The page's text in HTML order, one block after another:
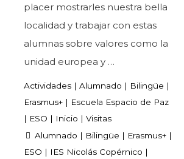
placer mostrarles nuestra bella
localidad y trabajar con estas
alumnas sobre valores como la
unidad europea y …
Actividades | Alumnado | Bilingüe |
Erasmus+ | Escuela Espacio de Paz
| ESO | Inicio | Visitas
Alumnado | Bilingüe | Erasmus+|
ESO | IES Nicolás Copérnico |